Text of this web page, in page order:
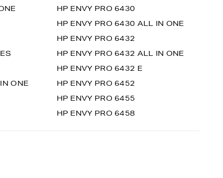
ONE
HP ENVY PRO 6430
HP ENVY PRO 6430 ALL IN ONE
HP ENVY PRO 6432
HP ENVY PRO 6432 ALL IN ONE
HP ENVY PRO 6432 E
HP ENVY PRO 6452
HP ENVY PRO 6455
HP ENVY PRO 6458